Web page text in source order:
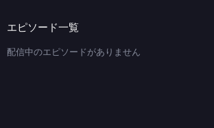
エピソード一覧
配信中のエピソードがありません